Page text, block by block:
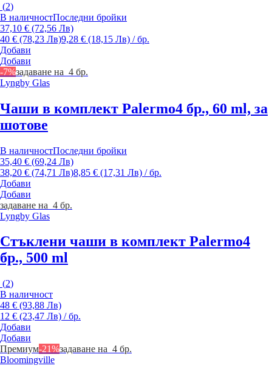
(2)
В наличностПоследни бройки
37,10 € (72,56 Лв)
40 € (78,23 Лв)9,28 € (18,15 Лв) / бр.
Добави
Добави
-7%задаване на 4 бр.
Lyngby Glas
Чаши в комплект Palermo4 бр., 60 ml, за
шотове
В наличностПоследни бройки
35,40 € (69,24 Лв)
38,20 € (74,71 Лв)8,85 € (17,31 Лв) / бр.
Добави
Добави
задаване на 4 бр.
Lyngby Glas
Стъклени чаши в комплект Palermo4
бр., 500 ml
(2)
В наличност
48 € (93,88 Лв)
12 € (23,47 Лв) / бр.
Добави
Добави
Премиум-21%задаване на 4 бр.
Bloomingville